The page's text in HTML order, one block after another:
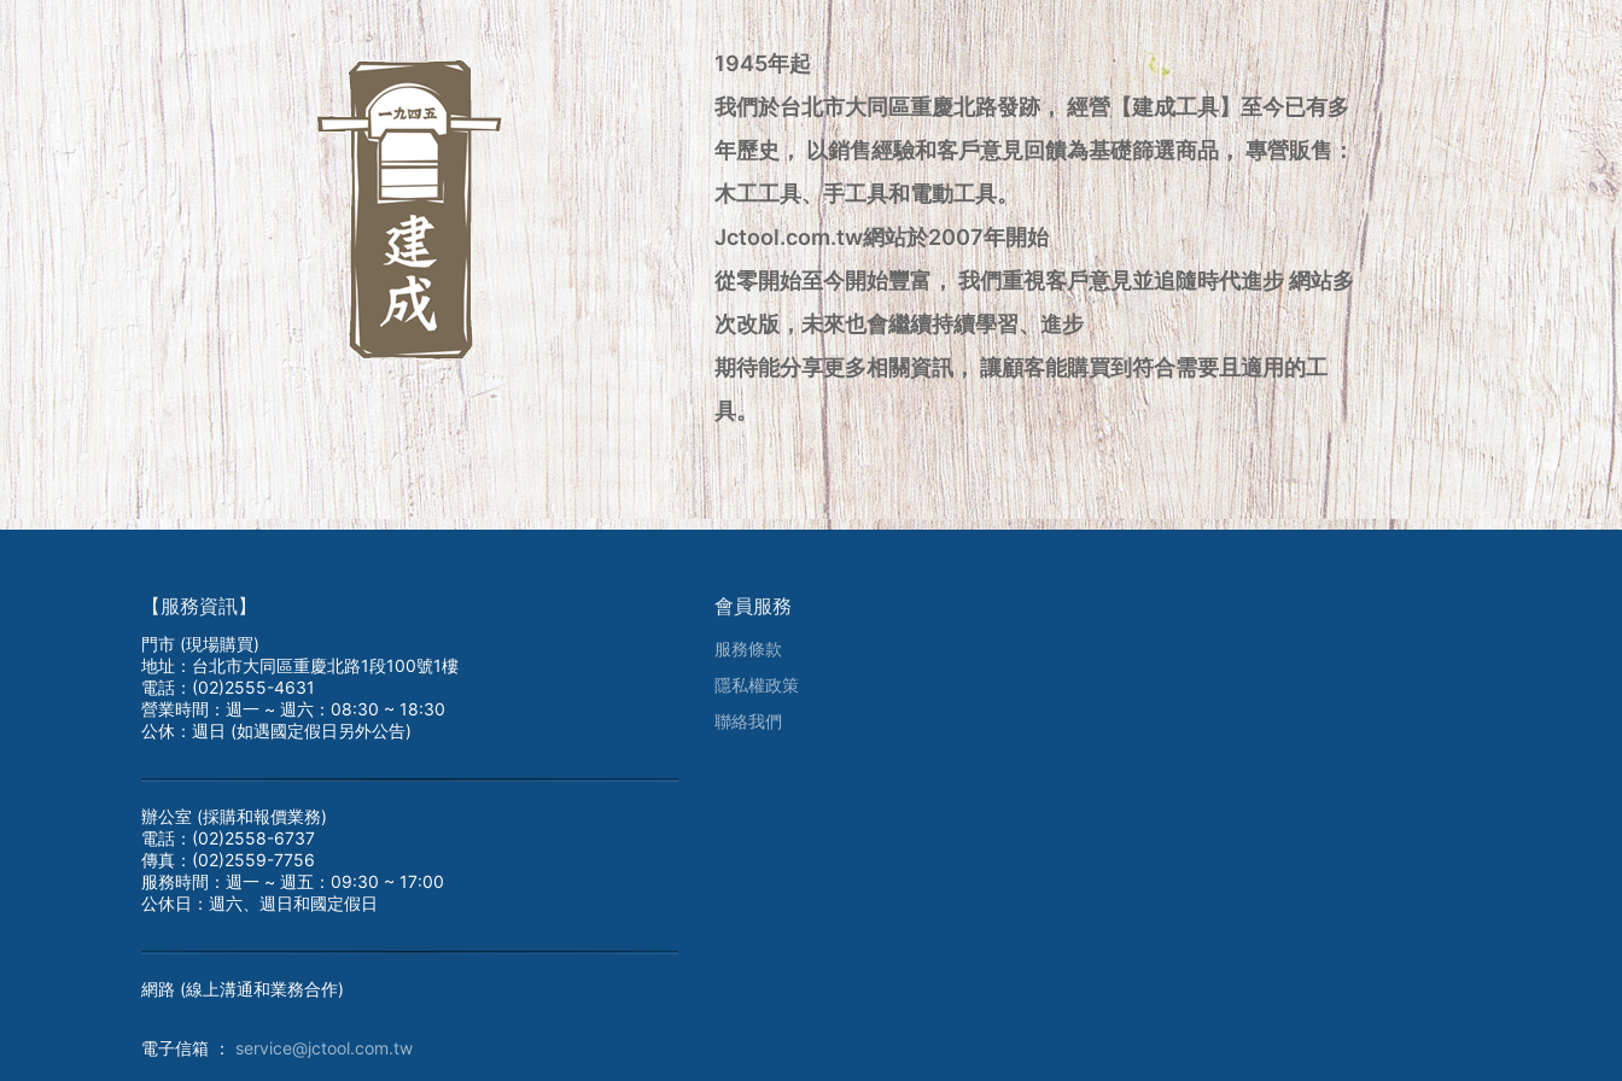
1945年起
我們於台北市大同區重慶北路發跡， 經營【建成工具】至今已有多
年歷史， 以銷售經驗和客戶意見回饋為基礎篩選商品， 專營販售：
木工工具、手工具和電動工具。
Jctool.com.tw網站於2007年開始
從零開始至今開始豐富， 我們重視客戶意見並追隨時代進步 網站多
次改版，未來也會繼續持續學習、進步
期待能分享更多相關資訊， 讓顧客能購買到符合需要且適用的工
具。
【服務資訊】
門市 (現場購買)
地址：台北市大同區重慶北路1段100號1樓
電話：(02)2555-4631
營業時間：週一 ~ 週六：08:30 ~ 18:30
公休：週日 (如遇國定假日另外公告)
辦公室 (採購和報價業務)
電話：(02)2558-6737
傳真：(02)2559-7756
服務時間：週一 ~ 週五：09:30 ~ 17:00
公休日：週六、週日和國定假日
網路 (線上溝通和業務合作)
電子信箱 ： service@jctool.com.tw
會員服務
服務條款
隱私權政策
聯絡我們